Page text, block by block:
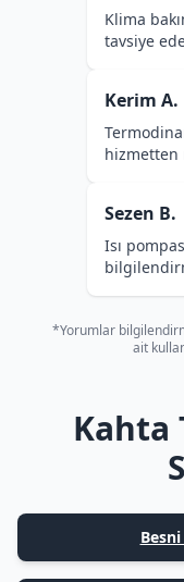
Klima
tavsiye
Kerim A.
hizmetten
Sezen B.
Isı
*Yorumlar
ait
Kahta